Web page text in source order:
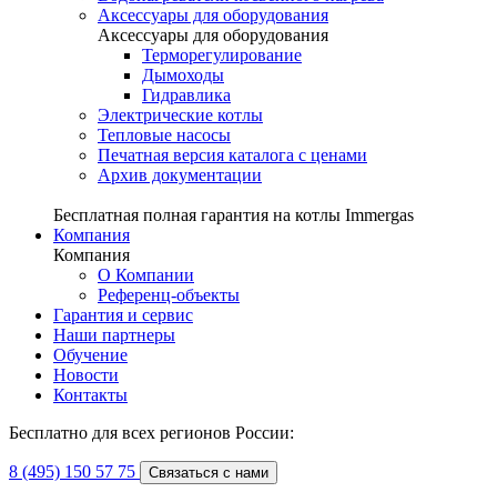
Аксессуары для оборудования
Аксессуары для оборудования
Терморегулирование
Дымоходы
Гидравлика
Электрические котлы
Тепловые насосы
Печатная версия каталога с ценами
Архив документации
Бесплатная полная гарантия на котлы Immergas
Компания
Компания
О Компании
Референц-объекты
Гарантия и сервис
Наши партнеры
Обучение
Новости
Контакты
Бесплатно для всех регионов России:
8 (495) 150 57 75 Связаться с нами